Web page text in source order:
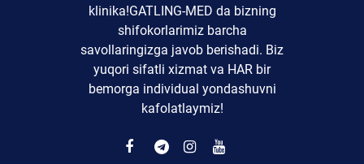
klinika!GATLING-MED da bizning
shifokorlarimiz barcha
savollaringizga javob berishadi. Biz
yuqori sifatli xizmat va HAR bir
bemorga individual yondashuvni
kafolatlaymiz!